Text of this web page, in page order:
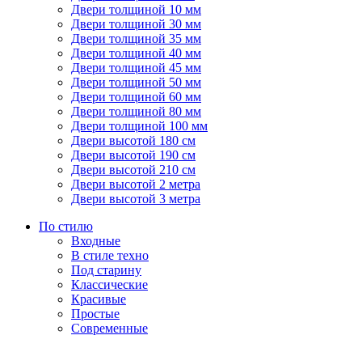
Двери толщиной 10 мм
Двери толщиной 30 мм
Двери толщиной 35 мм
Двери толщиной 40 мм
Двери толщиной 45 мм
Двери толщиной 50 мм
Двери толщиной 60 мм
Двери толщиной 80 мм
Двери толщиной 100 мм
Двери высотой 180 см
Двери высотой 190 см
Двери высотой 210 см
Двери высотой 2 метра
Двери высотой 3 метра
По стилю
Входные
В стиле техно
Под старину
Классические
Красивые
Простые
Современные